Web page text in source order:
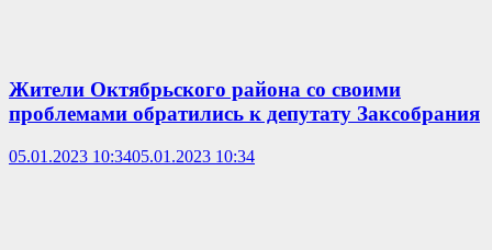
Жители Октябрьского района со своими
проблемами обратились к депутату Заксобрания
05.01.2023 10:3405.01.2023 10:34